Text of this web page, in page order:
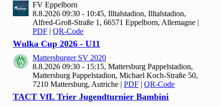
FV Eppelborn
8.8.2026 09:30 - 10:45, Illtalstadion, Illtalstadion,
Alfred-Groß-Straße 1, 66571 Eppelborn, Allemagne |
PDF | QR-Code
Wulka Cup 2026 - U11
Mattersburger SV 2020
8.8.2026 09:30 - 15:15, Mattersburg Pappelstadion,
Mattersburg Pappelstadion, Michael Koch-Straße 50,
7210 Mattersburg, Autriche | PDF | QR-Code
TACT VfL Trier Jugendturnier Bambini